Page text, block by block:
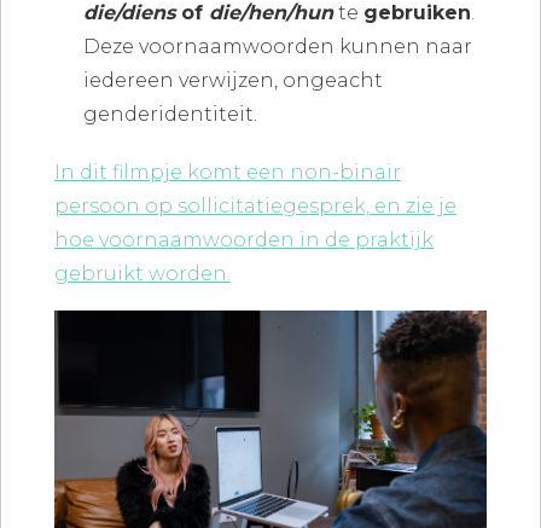
die/diensof die/hen/hunte gebruiken.
Deze voornaamwoorden kunnen naar
iedereen verwijzen, ongeacht
genderidentiteit.
In dit filmpje komt een non-binair
persoon op sollicitatiegesprek, en zie je
hoe voornaamwoorden in de praktijk
gebruikt worden.